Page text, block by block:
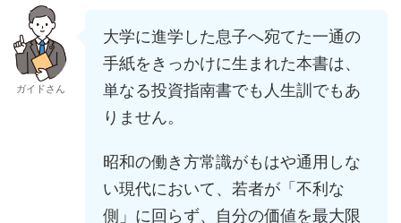
ガイドさん
大学に進学した息子へ宛てた一通の
手紙をきっかけに生まれた本書は、
単なる投資指南書でも人生訓でもあ
りません。
昭和の働き方常識がもはや通用しな
い現代において、若者が「不利な
側」に回らず、自分の価値を最大限